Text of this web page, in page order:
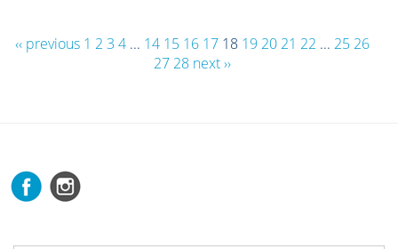
‹‹ previous 1 2 3 4... 14 15 16 17 18 19 20 21 22 ... 25 26
27 28 next ››